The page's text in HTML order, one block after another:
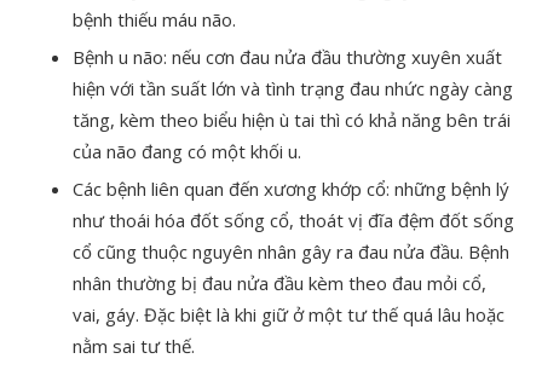
bệnh thiếu máu não.
Bệnh u não: nếu cơn đau nửa đầu thường xuyên xuất
hiện với tần suất lớn và tình trạng đau nhức ngày càng
tăng, kèm theo biểu hiện ù tai thì có khả năng bên trái
của não đang có một khối u.
Các bệnh liên quan đến xương khớp cổ: những bệnh lý
như thoái hóa đốt sống cổ, thoát vị đĩa đệm đốt sống
cổ cũng thuộc nguyên nhân gây ra đau nửa đầu. Bệnh
nhân thường bị đau nửa đầu kèm theo đau mỏi cổ,
vai, gáy. Đặc biệt là khi giữ ở một tư thế quá lâu hoặc
nằm sai tư thế.